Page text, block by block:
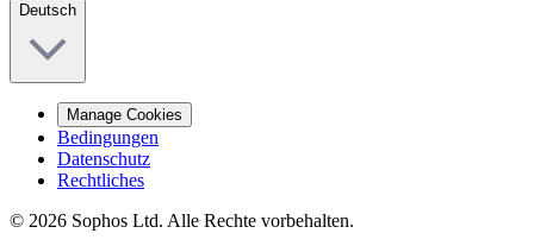
Deutsch
Manage Cookies
Bedingungen
Datenschutz
Rechtliches
© 2026 Sophos Ltd. Alle Rechte vorbehalten.